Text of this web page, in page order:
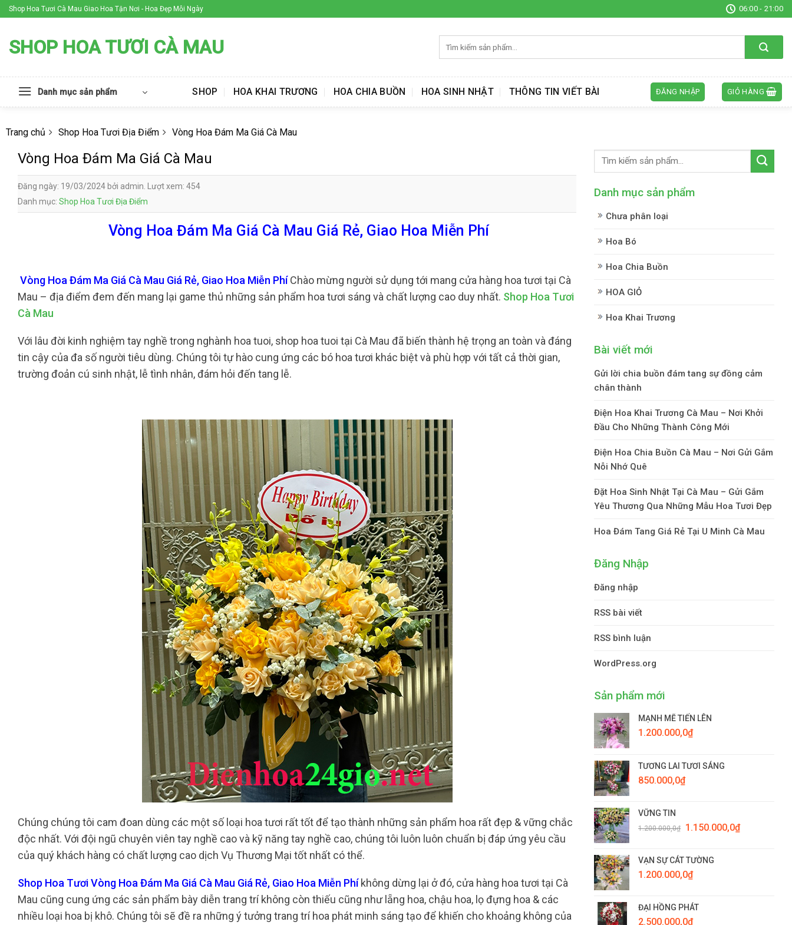
Skip
to
Shop Hoa Tươi Cà Mau Giao Hoa Tận Nơi - Hoa Đẹp Mỗi Ngày 06:00 - 21:00
SHOP HOA TƯƠI CÀ MAU
kiếm:
Danh mục sản phẩm SHOP HOA KHAI TRƯƠNG HOA CHIA BUỒN HOA SINH NHẬT THÔNG TIN VIẾT BÀI ĐĂNG NHẬP GIỎ HÀNG
Trang chủ Shop Hoa Tươi Địa Điểm Vòng Hoa Đám Ma Giá Cà Mau
Vòng Hoa Đám Ma Giá Cà Mau
Đăng ngày: 19/03/2024 bởi admin. Lượt xem: 454
Danh mục: Shop Hoa Tươi Địa Điểm
Vòng Hoa Đám Ma Giá Cà Mau Giá Rẻ, Giao Hoa Miễn Phí
Vòng Hoa Đám Ma Giá Cà Mau Giá Rẻ, Giao Hoa Miễn PhíChào mừng người sử dụng tới mang cửa hàng hoa tươi tại Cà
Mau – địa điểm đem đến mang lại game thủ những sản phẩm hoa tươi sáng và chất lượng cao duy nhất. Shop Hoa Tươi
Cà Mau
Với lâu đời kinh nghiệm tay nghề trong nghành hoa tuoi, shop hoa tuoi tại Cà Mau đã biến thành hệ trọng an toàn và đáng
tin cậy của đa số người tiêu dùng. Chúng tôi tự hào cung ứng các bó hoa tươi khác biệt và phù hợp với tất cả thời gian,
trường đoản cú sinh nhật, lễ tình nhân, đám hỏi đến tang lễ.
Chúng chúng tôi cam đoan dùng các một số loại hoa tươi rất tốt để tạo thành những sản phẩm hoa rất đẹp & vững chắc
độc nhất. Với đội ngũ chuyên viên tay nghề cao và kỹ năng tay nghề cao, chúng tôi luôn luôn chuẩn bị đáp ứng yêu cầu
của quý khách hàng có chất lượng cao dịch Vụ Thương Mại tốt nhất có thể.
Shop Hoa Tươi Vòng Hoa Đám Ma Giá Cà Mau Giá Rẻ, Giao Hoa Miễn Phíkhông dừng lại ở đó, cửa hàng hoa tươi tại Cà
Mau cũng cung ứng các sản phẩm bày diễn trang trí không còn thiếu cũng như lẵng hoa, chậu hoa, lọ đựng hoa & các
nhiều loại hoa bị khô. Chúng tôi sẽ đề ra những ý tưởng trang trí hoa phát minh sáng tạo để khiến cho khoảng không của
Danh mục sản phẩm
Chưa phân loại
Hoa Bó
Hoa Chia Buồn
HOA GIỎ
Hoa Khai Trương
Bài viết mới
Gửi lời chia buồn đám tang sự đồng cảm
chân thành
Điện Hoa Khai Trương Cà Mau – Nơi Khởi
Đầu Cho Những Thành Công Mới
Điện Hoa Chia Buồn Cà Mau – Nơi Gửi Gắm
Nỗi Nhớ Quê
Đặt Hoa Sinh Nhật Tại Cà Mau – Gửi Gắm
Yêu Thương Qua Những Mẫu Hoa Tươi Đẹp
Hoa Đám Tang Giá Rẻ Tại U Minh Cà Mau
Đăng Nhập
Đăng nhập
RSS bài viết
RSS bình luận
WordPress.org
Sản phẩm mới
MẠNH MẼ TIẾN LÊN
1.200.000,0₫
TƯƠNG LAI TƯƠI SÁNG
850.000,0₫
VỮNG TIN
1.200.000,0₫
Giá
1.200.000,0₫.
1.150.000,0₫Giá
VẠN SỰ CÁT TƯỜNG
1.200.000,0₫
ĐẠI HỒNG PHÁT
2.500.000,0₫